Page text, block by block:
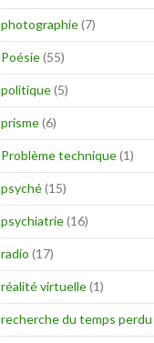
photographie(7)
Poésie(55)
politique(5)
prisme(6)
Problème technique(1)
psyché(15)
psychiatrie(16)
radio (17)
réalité virtuelle(1)
recherche du temps perdu